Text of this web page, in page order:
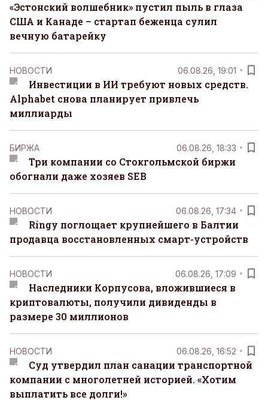
«Эстонский волшебник» пустил пыль в глаза
США и Канаде – стартап беженца сулил
вечную батарейку
НОВОСТИ 06.08.26, 19:01
Инвестиции в ИИ требуют новых средств.
Alphabet снова планирует привлечь
миллиарды
БИРЖА 06.08.26, 18:33
Три компании со Стокгольмской биржи
обогнали даже хозяев SEB
НОВОСТИ 06.08.26, 17:34
Ringy поглощает крупнейшего в Балтии
продавца восстановленных смарт-устройств
НОВОСТИ 06.08.26, 17:09
Наследники Корпусова, вложившиеся в
криптовалюты, получили дивиденды в
размере 30 миллионов
НОВОСТИ 06.08.26, 16:52
Суд утвердил план санации транспортной
компании с многолетней историей. «Хотим
выплатить все долги!»